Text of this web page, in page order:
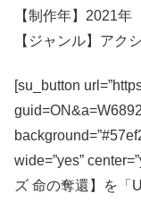
【制作年】2021年
【ジャンル】アク
[su_button
wide=”yes”
ズ 命の奪還】を「